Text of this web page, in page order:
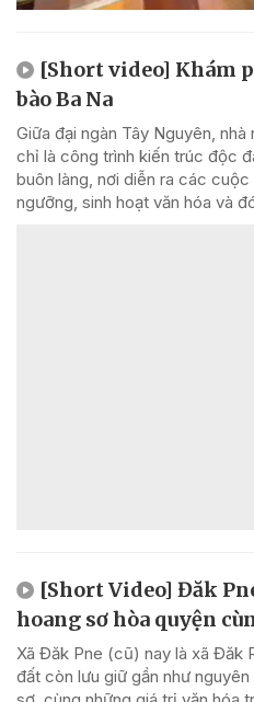
[Short video] Khám
bào Ba Na
Giữa đại ngàn Tây Nguyên,
chỉ là công trình kiến trúc độc
buôn làng, nơi diễn ra các cuộc
ngưỡng, sinh hoạt văn hóa và
[Short Video] Đăk
hoang sơ hòa quyện
Xã Đăk Pne (cũ) nay là xã Đăk
đất còn lưu giữ gần như